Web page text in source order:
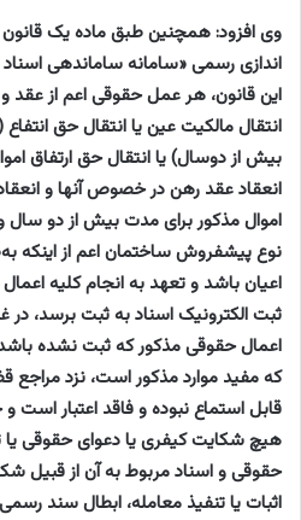
این قانون، هر عمل حقوقی اعم از عقد
انتقال مالکیت عین یا انتقال حق
بیش از دوسال) یا انتقال حق ارتفاق
انعقاد عقد رهن در خصوص آنها و
اموال مذکور برای مدت بیش از دو
نوع پیش­فروش ساختمان اعم از اینکه
اعیان باشد و تعهد به انجام کلیه
ثبت الکترونیک اسناد به ثبت برسد،
اعمال حقوقی مذکور که ثبت نشده باشد
که مفید موارد مذکور است، نزد مراجع
قابل استماع نبوده و فاقد اعتبار است
هیچ شکایت کیفری یا دعوای حقوقی
حقوقی و اسناد مربوط به آن از قبیل
اثبات یا تنفیذ معامله، ابطال سند